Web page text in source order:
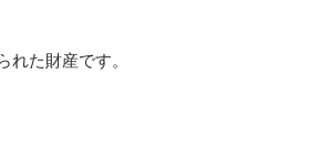
た財産です。